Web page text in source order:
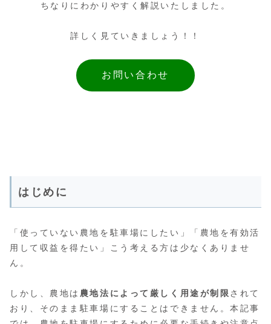
ちなりにわかりやすく解説いたしました。
詳しく見ていきましょう！！
お問い合わせ
はじめに
「使っていない農地を駐車場にしたい」「農地を有効活
用して収益を得たい」こう考える方は少なくありませ
ん。
しかし、農地は 農地法によって厳しく用途が制限 されて
おり、そのまま駐車場にすることはできません。本記事